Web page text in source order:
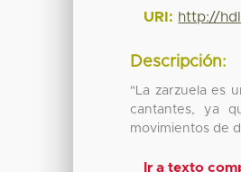
URI: http://
Descripción:
"La zarzuela es
cantantes, ya
movimientos de
Ir a texto